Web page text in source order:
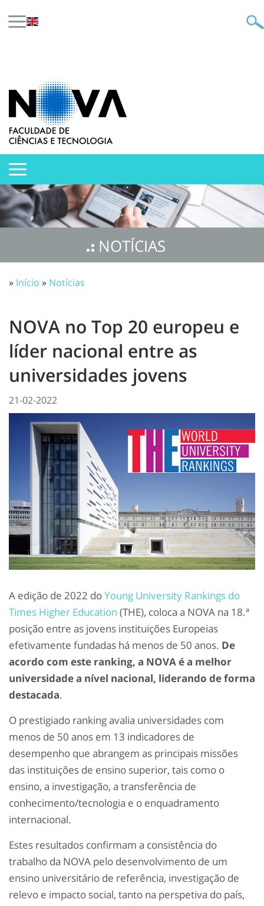
NOTÍCIAS
» Início » Notícias
NOVA no Top 20 europeu e
líder nacional entre as
universidades jovens
21-02-2022
A edição de 2022 doYoung University Rankings do
Times Higher Education (THE), coloca a NOVA na 18.ª
posição entre as jovens instituições Europeias
efetivamente fundadas há menos de 50 anos. De
acordo com este ranking, a NOVA é a melhor
universidade a nível nacional, liderando de forma
destacada.
O prestigiado ranking avalia universidades com
menos de 50 anos em 13 indicadores de
desempenho que abrangem as principais missões
das instituições de ensino superior, tais como o
ensino, a investigação, a transferência de
conhecimento/tecnologia e o enquadramento
internacional.
Estes resultados confirmam a consistência do
trabalho da NOVA pelo desenvolvimento de um
ensino universitário de referência, investigação de
relevo e impacto social, tanto na perspetiva do país,